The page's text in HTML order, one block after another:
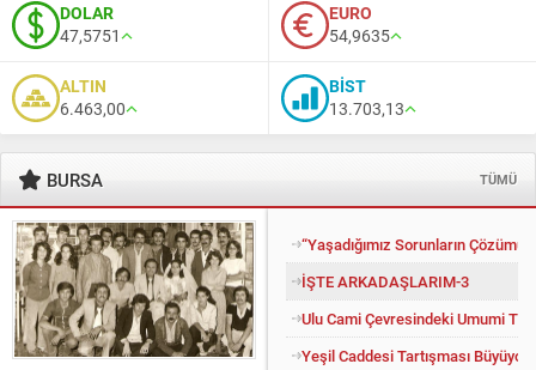
DOLAR
47,5751
EURO
54,9635
ALTIN
6.463,00
BİST
13.703,13
BURSA TÜMÜ
“Yaşadığımız Sorunların
İŞTE ARKADAŞLARIM-3
Ulu Cami Çevresindeki Umumi
Yeşil Caddesi Tartışması Büyüyor